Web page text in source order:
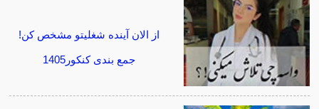
از الان آینده شغلیتو مشخص کن!
جمع بندی کنکور1405